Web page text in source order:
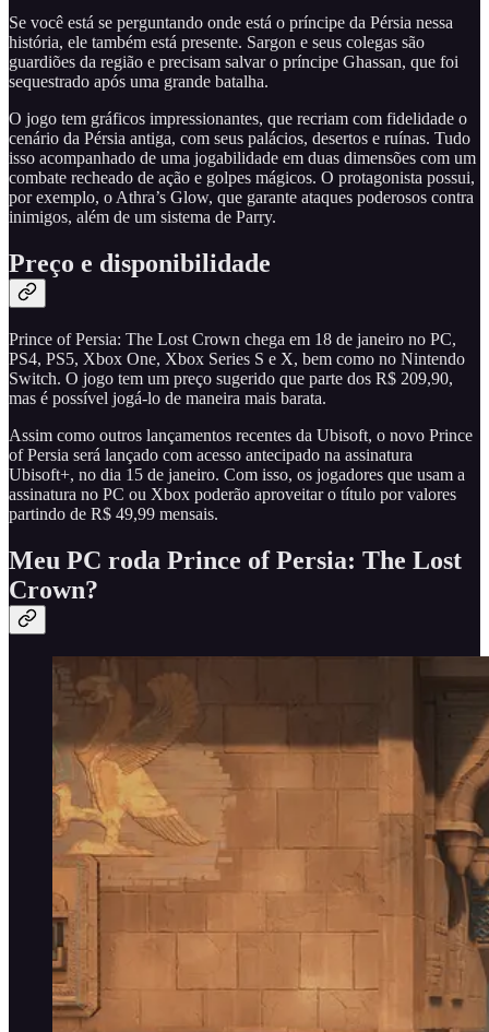
Se você está se perguntando onde está o príncipe da Pérsia nessa
história, ele também está presente. Sargon e seus colegas são
guardiões da região e precisam salvar o príncipe Ghassan, que foi
sequestrado após uma grande batalha.
O jogo tem gráficos impressionantes, que recriam com fidelidade o
cenário da Pérsia antiga, com seus palácios, desertos e ruínas. Tudo
isso acompanhado de uma jogabilidade em duas dimensões com um
combate recheado de ação e golpes mágicos. O protagonista possui,
por exemplo, o Athra’s Glow, que garante ataques poderosos contra
inimigos, além de um sistema de Parry.
Preço e disponibilidade
Prince of Persia: The Lost Crown chega em 18 de janeiro no PC,
PS4, PS5, Xbox One, Xbox Series S e X, bem como no Nintendo
Switch. O jogo tem um preço sugerido que parte dos R$ 209,90,
mas é possível jogá-lo de maneira mais barata.
Assim como outros lançamentos recentes da Ubisoft, o novo Prince
of Persia será lançado com acesso antecipado na assinatura
Ubisoft+, no dia 15 de janeiro. Com isso, os jogadores que usam a
assinatura no PC ou Xbox poderão aproveitar o título por valores
partindo de R$ 49,99 mensais.
Meu PC roda Prince of Persia: The Lost
Crown?